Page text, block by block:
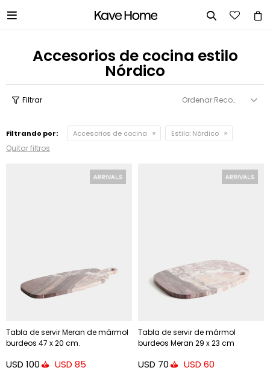
 
Accesorios de cocina estilo
Nórdico
Recomendados
Filtrando por: Accesorios de cocina Estilo: Nórdico
Quitar filtros
Tabla de servir Meran de mármol
burdeos 47 x 20 cm.
USD 100 USD 85
Tabla de servir de mármol
burdeos Meran 29 x 23 cm
USD 70 USD 60